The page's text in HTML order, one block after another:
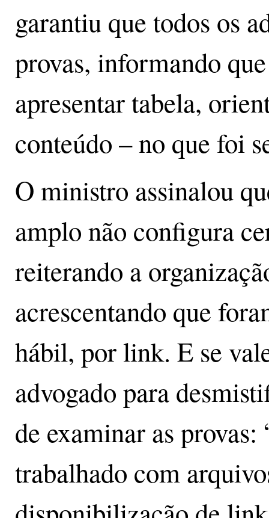
garantiu que todos os
provas, informando
apresentar tabela,
conteúdo – no que foi
O ministro assinalou
amplo não configura
reiterando a
acrescentando que
hábil, por link. E se
advogado para
de examinar as
trabalhado com